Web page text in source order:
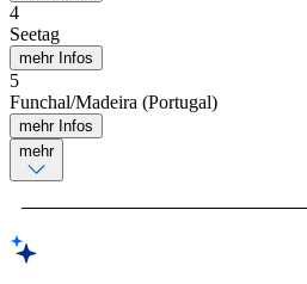
4
Seetag
mehr Infos
5
Funchal/Madeira (Portugal)
mehr Infos
mehr